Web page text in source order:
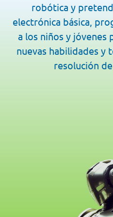
robótica y
electrónica básica,
a los niños y jóvenes
nuevas habilidades y
resolución